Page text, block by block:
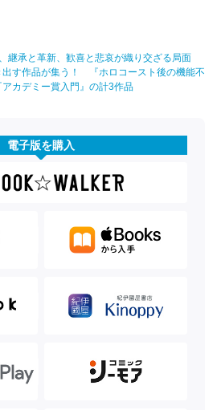
継承と革新、歓喜と悲哀が織り交ざる局面
出す作品が集う！ 『ホロコースト後の機能不
カデミー賞入門』の計3作品
電子版を購入